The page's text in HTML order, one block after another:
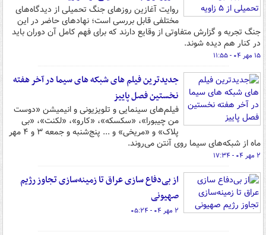
روایت آغازین روزهای جنگ تحمیلی از دیدگاه‌های
مختلفی قابل بررسی است؛ نهادهای حاضر در این
جنگ تجربه و گزارش متفاوتی از وقایع دارند که برای فهم کامل آن دوران باید
در کنار هم دیده شوند.
۱۵ مهر ۰۴ - ۱۱:۵۵
جدیدترین فیلم های شبکه های سیما در آخر هفته
نخستین فصل پاییز
فیلم‌های سینمایی و تلویزیونی و انیمیشن «دوست
من چیبورا»، «سکسکه»، «کارو»، «لکنت»، «بی
پلاک» و «مریخی» و ... پنج‌شنبه و جمعه ۳ و ۴ مهر
ماه از شبکه‌های سیما روی آنتن می‌روند.
۲ مهر ۰۴ - ۱۷:۳۴
از بی‌دفاع سازی عراق تا زمینه‌سازی تجاوز رژیم
صهیونی
۲ مهر ۰۴ - ۰۵:۲۴